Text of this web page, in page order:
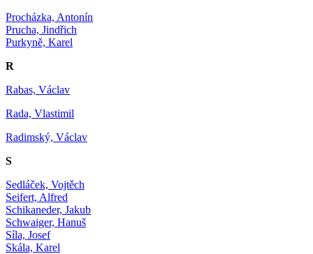
Procházka, Antonín
Prucha, Jindřich
Purkyně, Karel
R
Rabas, Václav
Rada, Vlastimil
Radimský, Václav
S
Sedláček, Vojtěch
Seifert, Alfred
Schikaneder, Jakub
Schwaiger, Hanuš
Síla, Josef
Skála, Karel